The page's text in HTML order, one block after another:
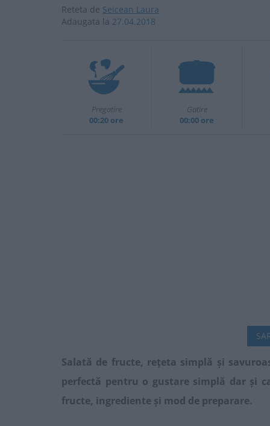
Reteta de Seicean Laura
Adaugata la 27.04.2018
Pregatire
00:20 ore
Gatire
00:00 ore
Salată de fructe, rețeta simplă și
perfectă pentru o gustare simplă dar și
fructe, ingrediente și mod de preparare.